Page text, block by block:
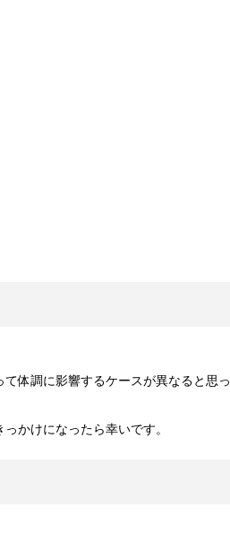
体調に影響するケースが異なると思っ
かけになったら幸いです。